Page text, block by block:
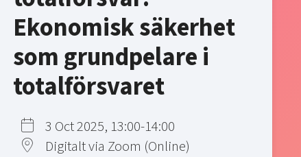
Ekonomisk säkerhet
som grundpelare i
totalförsvaret
3 Oct 2025, 13:00-14:00
Digitalt via Zoom (Online)